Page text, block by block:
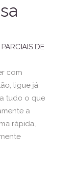
DE
com
ligue já
tudo o que
a
rápida,